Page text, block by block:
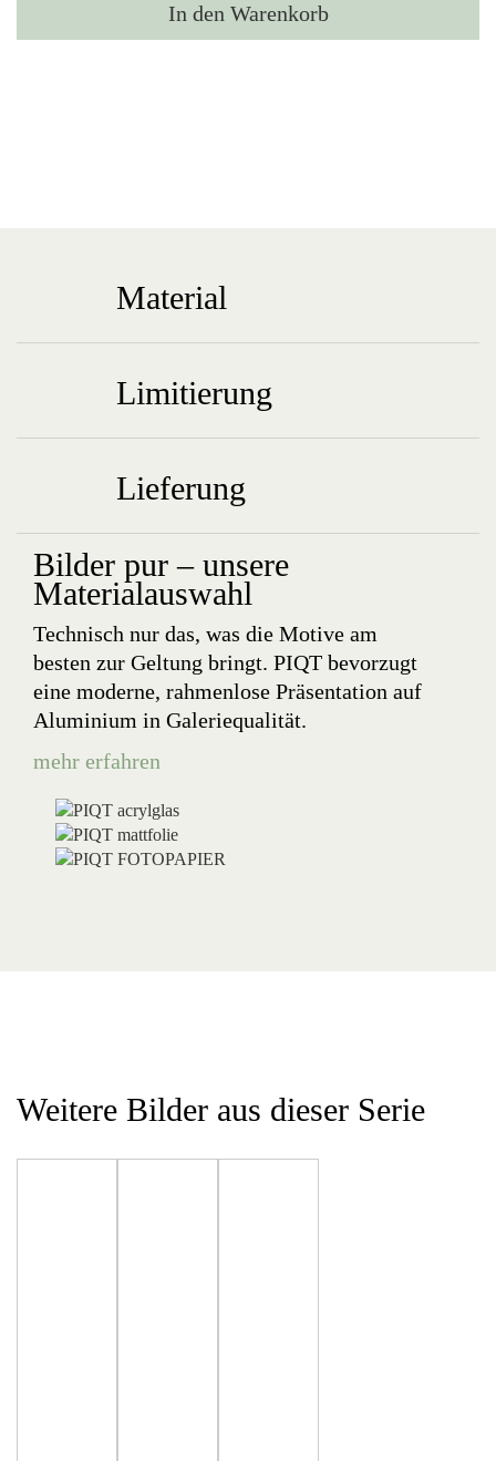
In den Warenkorb
Material
Limitierung
Lieferung
Bilder pur – unsere
Materialauswahl
Technisch nur das, was die Motive am
besten zur Geltung bringt. PIQT bevorzugt
eine moderne, rahmenlose Präsentation auf
Aluminium in Galeriequalität.
mehr erfahren
Weitere Bilder aus dieser Serie